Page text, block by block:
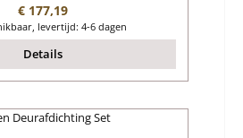
Normale prijs:
€ 177,19
levertijd: 4-6 dagen
Details